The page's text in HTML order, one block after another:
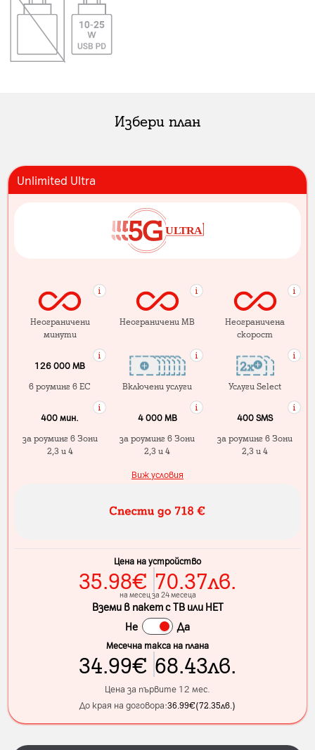
Избери план
Unlimited Ultra
Неограничени
минути
Неограничени MB
Неограничена
скорост
126 000 MB
в роуминг в ЕС
Включени услуги Услуги Select
400 мин.
за роуминг в Зони
2,3 и 4
4 000 МB
за роуминг в Зони
2,3 и 4
400 SMS
за роуминг в Зони
2,3 и 4
Виж условия
Цена на устройство
35.98€ 70.37лв.
на месец за 24 месеца
Вземи в пакет с ТВ или НЕТ
Не
Да
Месечна такса на плана
34.99€ 68.43лв.
Цена за първите 12 мес.
До края на договора:36.99€(72.35лв. )